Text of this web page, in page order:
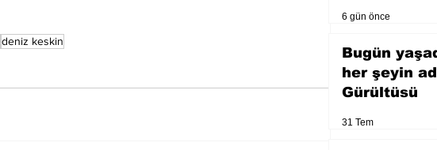
deniz keskin
6 gün önce
Bugün
her şeyin
Gürültüsü
31 Tem